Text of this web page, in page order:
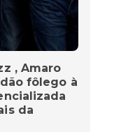
, Amaro
fôlego à
da